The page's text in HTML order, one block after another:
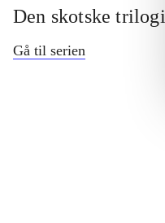
Den skotske trilogi
Gå til serien